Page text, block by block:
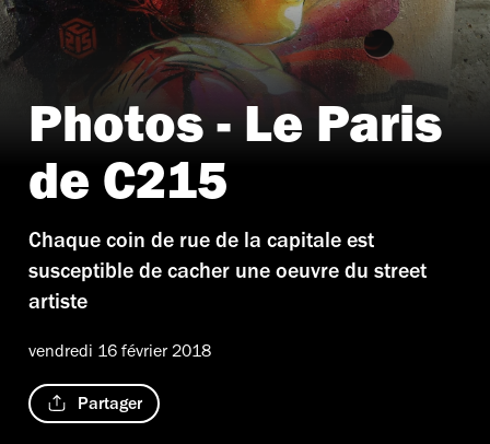
Photos - Le Paris
de C215
Chaque coin de rue de la capitale est
susceptible de cacher une oeuvre du street
artiste
vendredi 16 février 2018
Partager